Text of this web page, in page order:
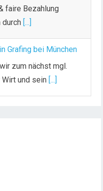
faire Bezahlung
[...]
Grafing bei München
zum nächst mgl.
und sein [...]
Chef de Rang
Leidenschaft und